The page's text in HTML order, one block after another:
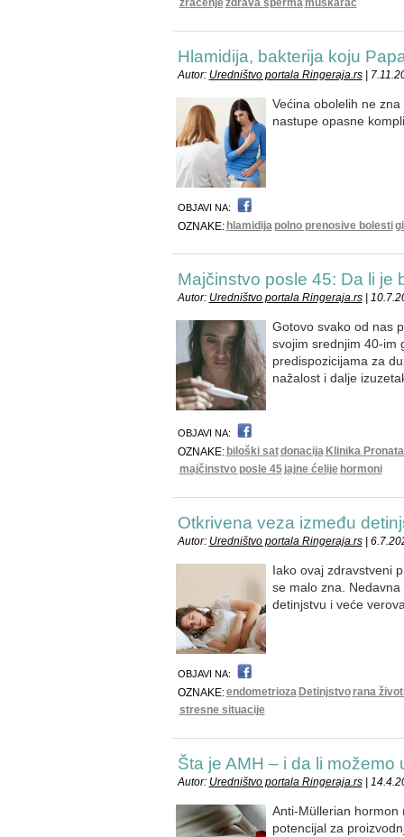
zračenjezdrava sperma muškarac
Hlamidija, bakterija koju
Autor: Uredništvo portala Ringeraja.rs|
Većina obolelih ne
nastupe opasne
OBJAVI NA:
OZNAKE: hlamidija polno prenosive bolesti
Majčinstvo posle 45: Da li je
Autor: Uredništvo portala Ringeraja.rs|
Gotovo svako od nas
svojim srednjim 40-im
predispozicijama za
nažalost i dalje
OBJAVI NA:
OZNAKE: biloški satdonacija Klinika
majčinstvo posle 45 jajne ćelije hormoni
Otkrivena veza između
Autor: Uredništvo portala Ringeraja.rs|
Iako ovaj zdravstveni
se malo zna.
detinjstvu i veće
OBJAVI NA:
OZNAKE:endometrioza Detinjstvo rana
stresne situacije
Šta je AMH – i da li možemo
Autor: Uredništvo portala Ringeraja.rs|
Anti-Müllerian hormon
potencijal za